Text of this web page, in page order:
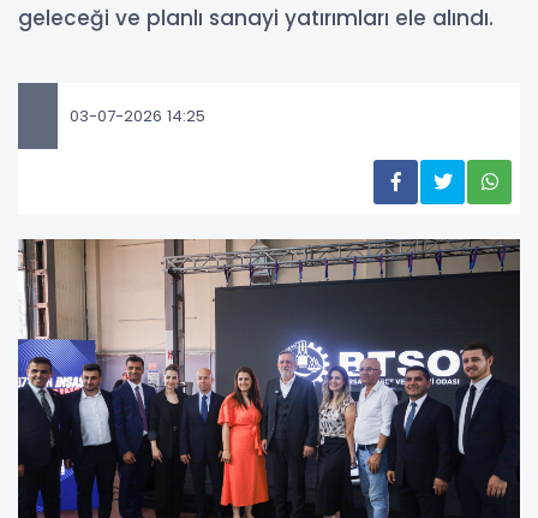
geleceği ve planlı sanayi yatırımları ele alındı.
03-07-2026 14:25